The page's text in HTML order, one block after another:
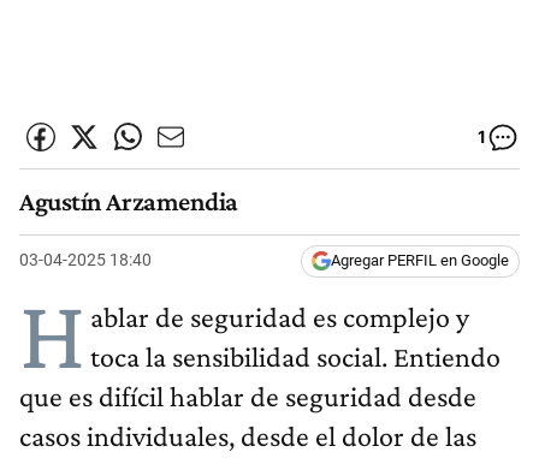
1
Agustín Arzamendia
03-04-2025 18:40 Agregar PERFIL en Google
H ablar de seguridad es complejo y
toca la sensibilidad social. Entiendo
que es difícil hablar de seguridad desde
casos individuales, desde el dolor de las